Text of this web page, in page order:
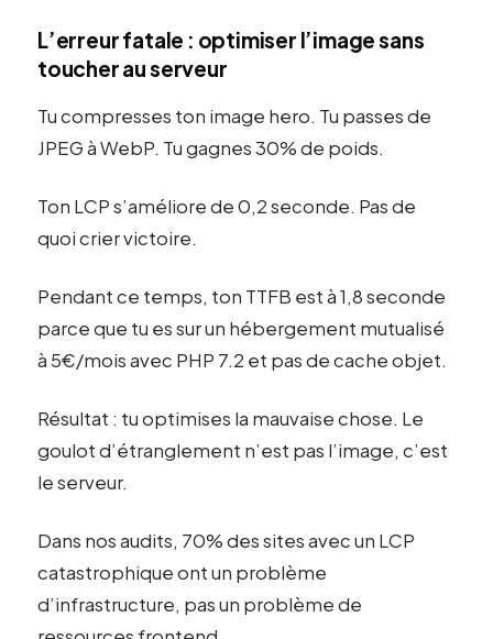
L’erreur fatale : optimiser l’image sans
toucher au serveur
Tu compresses ton image hero. Tu passes de
JPEG à WebP. Tu gagnes 30% de poids.
Ton LCP s’améliore de 0,2 seconde. Pas de
quoi crier victoire.
Pendant ce temps, ton TTFB est à 1,8 seconde
parce que tu es sur un hébergement mutualisé
à 5€/mois avec PHP 7.2 et pas de cache objet.
Résultat : tu optimises la mauvaise chose. Le
goulot d’étranglement n’est pas l’image, c’est
le serveur.
Dans nos audits, 70% des sites avec un LCP
catastrophique ont un problème
d’infrastructure, pas un problème de